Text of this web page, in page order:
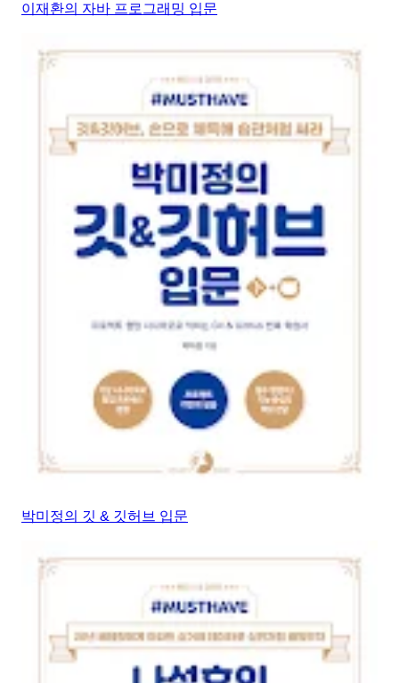
이재환의 자바 프로그래밍 입문
박미정의 깃 & 깃허브 입문